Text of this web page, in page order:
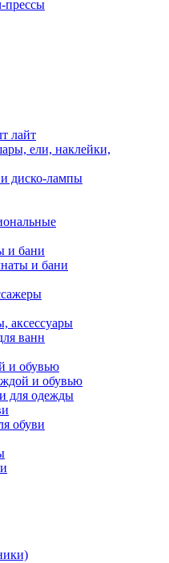
прессы
лайт
ели, наклейки,
диско-лампы
и бани
и бани
аксессуары
ванн
и обувью
и обувью
для одежды
обуви